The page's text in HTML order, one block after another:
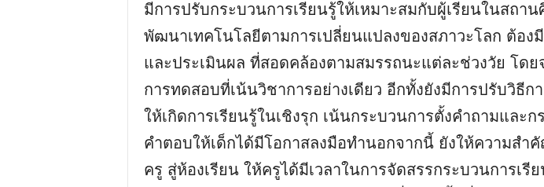
มีการปรับกระบวนการเรียนรู้ให้เหมาะสมกับผู้เรียนในสถาน
พัฒนาเทคโนโลยีตามการเปลี่ยนแปลงของสภาวะโลก ต้อง
และประเมินผล ที่สอดคล้องตามสมรรถนะแต่ละช่วงวัย โดย
การทดสอบที่เน้นวิชาการอย่างเดียว อีกทั้งยังมีการปรับวิธีก
ให้เกิดการเรียนรู้ในเชิงรุก เน้นกระบวนการตั้งคำถามและก
คำตอบให้เด็กได้มีโอกาสลงมือทำนอกจากนี้ ยังให้ความสำ
ครู สู่ห้องเรียน ให้ครูได้มีเวลาในการจัดสรรกระบวนการเรี